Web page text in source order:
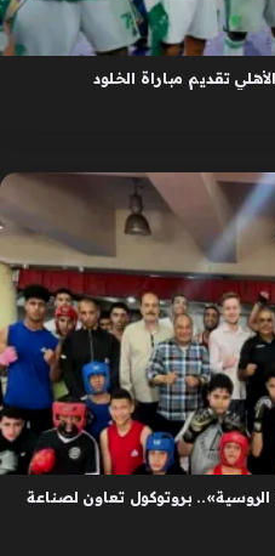
تقديم مباراة الخلود
الروسية».. بروتوكول تعاون لصناعة